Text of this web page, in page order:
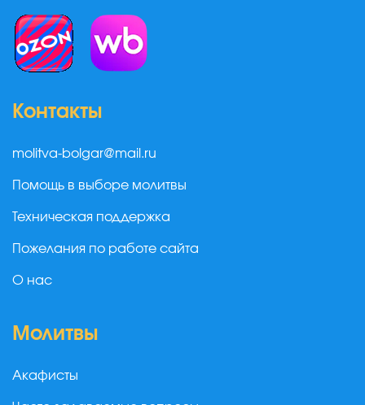
Контакты
molitva-bolgar@mail.ru
Помощь в выборе молитвы
Техническая поддержка
Пожелания по работе сайта
О нас
Молитвы
Акафисты